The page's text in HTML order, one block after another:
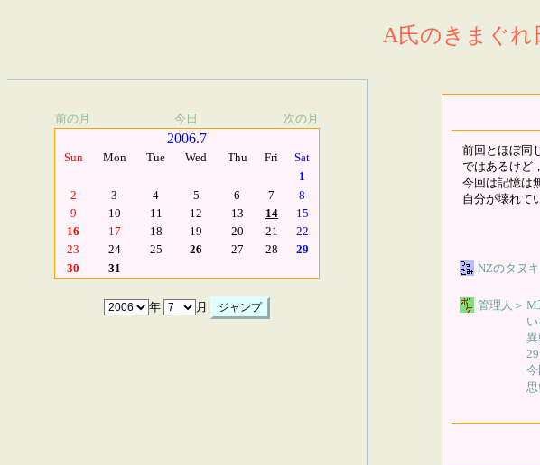
A氏のきまぐれ
前の月 今日 次の月
2006.7
Sun Mon Tue Wed Thu Fri
Sat
1
2
3 4 5 6 7
8
9
10 11 12 13 14
15
16
17 18 19 20 21
22
23
24 25 26 27 28
29
30
31
年 月
前回とほぼ同
ではあるけど
今回は記憶は
自分が壊れて
NZのタヌキ
管理人 ＞ M
思